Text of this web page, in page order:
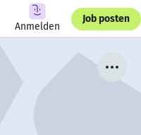
Anmelden
Job posten